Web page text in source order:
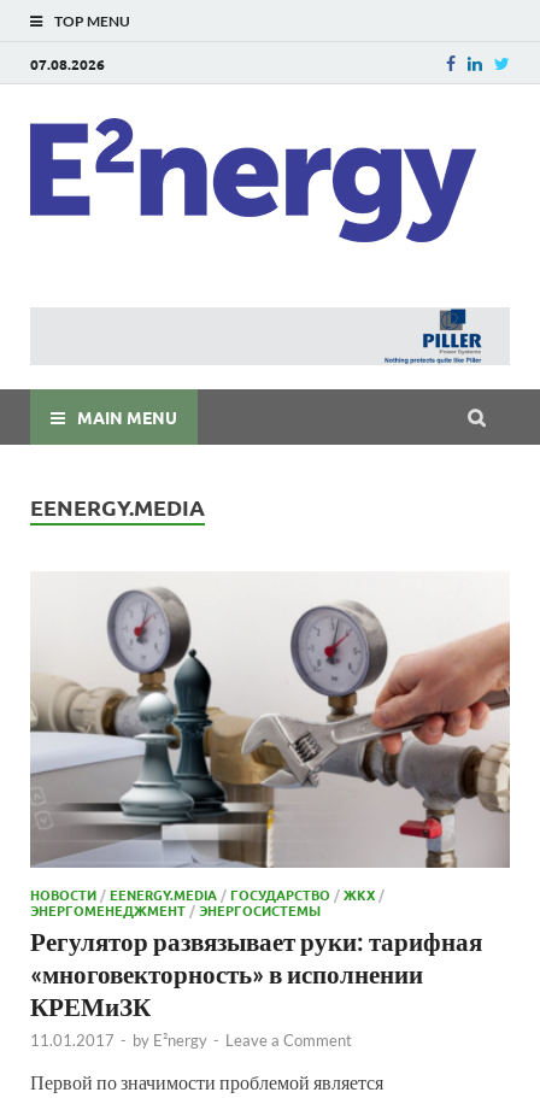
TOP MENU
07.08.2026
MAIN MENU
EENERGY.MEDIA
НОВОСТИ /EENERGY.MEDIA /ГОСУДАРСТВО /ЖКХ /
ЭНЕРГОМЕНЕДЖМЕНТ /ЭНЕРГОСИСТЕМЫ
Регулятор развязывает руки: тарифная
«многовекторность» в исполнении
КРЕМиЗК
11.01.2017 - by E²nergy - Leave a Comment
Первой по значимости проблемой является